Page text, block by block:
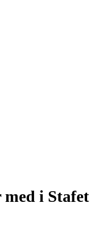
i Stafet